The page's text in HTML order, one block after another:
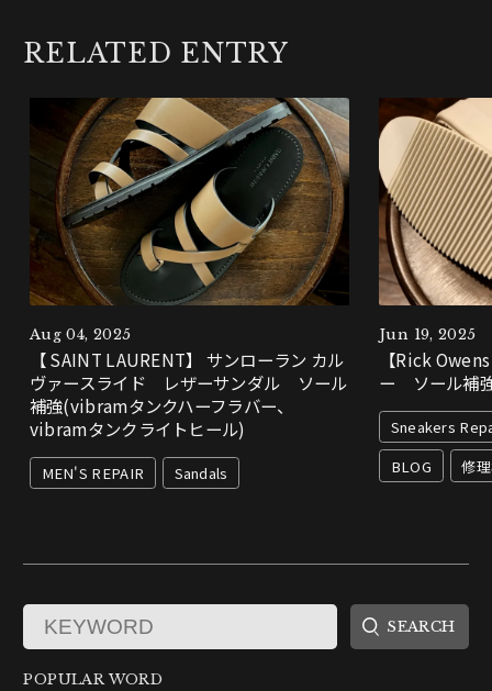
RELATED ENTRY
Aug 04, 2025
【 SAINT LAURENT】 サンローラン カル
ヴァースライド レザーサンダル ソール
補強(vibramタンクハーフラバー、
vibramタンクライトヒール)
MEN'S REPAIR Sandals
Jun 19, 2025
【Rick
ー ソール補
Sneakers
BLOG
修
POPULAR WORD